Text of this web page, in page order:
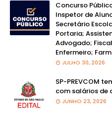
Concurso
Inspetor de
Secretário
Portaria;
Advogado;
Enfermeiro;
JULHO 30, 2026
SP-PREVCOM
com salários de
JUNHO 23, 2026